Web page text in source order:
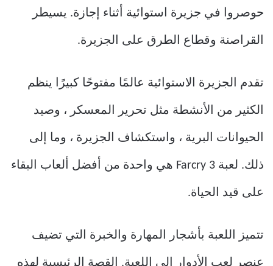
حوصروا في جزيرة استوائية أثناء إجازة. يسيطر
القراصنة وقطاع الطرق على الجزيرة.
تقدم الجزيرة الاستوائية عالمًا مفتوحًا كبيرًا ينظم
الكثير من الأنشطة مثل تحرير المعسكر ، وصيد
الحيوانات البرية ، واستكشاف الجزيرة ، وما إلى
ذلك. لعبة Farcry 3 هي واحدة من أفضل ألعاب البقاء
على قيد الحياة.
تتميز اللعبة بأشجار المهارة والخبرة التي تضيف
عنصر لعب الأدوار إلى اللعبة. القصة الرئيسية لهذه